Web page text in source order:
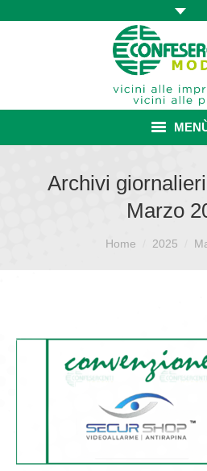
ASSOCIAZIONE
ISCRIZIONE E
SERVIZI
COMUNICATI E NEWS
CONTATTI
Archivi
Marzo
Home 2025